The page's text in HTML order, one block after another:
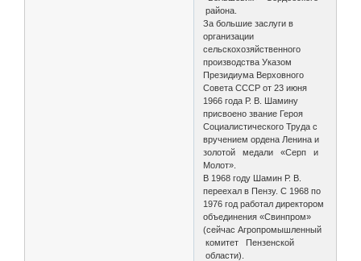
района.
За большие заслуги в
организации
сельскохозяйственного
производства Указом
Президиума Верховного
Совета СССР от 23 июня
1966 года Р. В. Шамину
присвоено звание Героя
Социалистического Труда с
вручением ордена Ленина и
золотой медали «Серп и
Молот».
В 1968 году Шамин Р. В.
переехал в Пензу. С 1968 по
1976 год работал директором
объединения «Свинпром»
(сейчас Агропромышленный
комитет Пензенской
области).